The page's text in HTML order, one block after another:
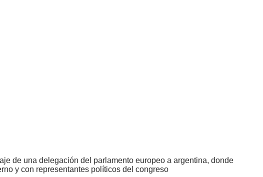
de una delegación del parlamento europeo a argentina, donde
y con representantes políticos del congreso